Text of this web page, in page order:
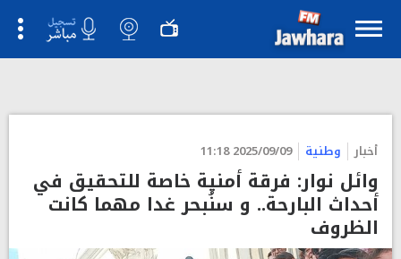
أخبار وطنية 2025/09/09 11:18
وائل نوار: فرقة أمنية خاصة للتحقيق في
أحداث البارحة.. و سنُبحر غدا مهما كانت
الظروف